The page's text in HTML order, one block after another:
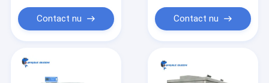
Contact nu Contact nu